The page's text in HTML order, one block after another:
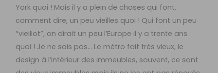
York quoi ! Mais il y a plein de choses qui font,
comment dire, un peu vieilles quoi ! Qui font un peu
“vieillot”, on dirait un peu l’Europe il y a trente ans
quoi ! Je ne sais pas… Le métro fait très vieux, le
design à l’intérieur des immeubles, souvent, ce sont